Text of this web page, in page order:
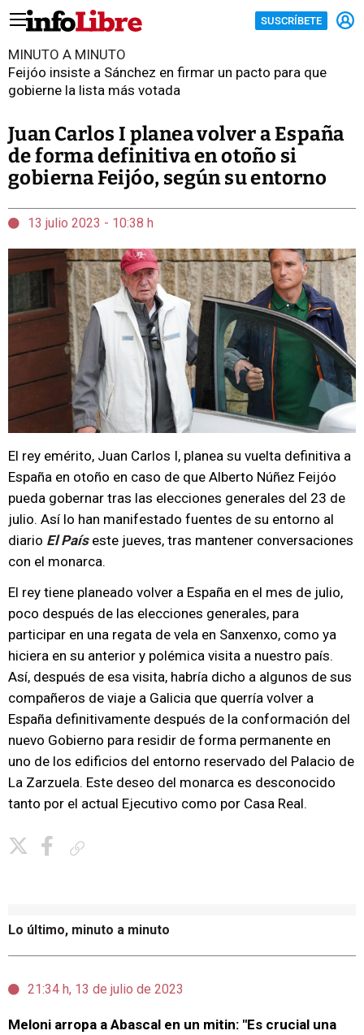
SUSCRÍBETE
MINUTO A MINUTO
Feijóo insiste a Sánchez en firmar un pacto para que
gobierne la lista más votada
Juan Carlos I planea volver a España
de forma definitiva en otoño si
gobierna Feijóo, según su entorno
13 julio 2023 - 10:38 h
El rey emérito, Juan Carlos I, planea su vuelta definitiva a
España en otoño en caso de que Alberto Núñez Feijóo
pueda gobernar tras las elecciones generales del 23 de
julio. Así lo han manifestado fuentes de su entorno al
diario El Paíseste jueves, tras mantener conversaciones
con el monarca.
El rey tiene planeado volver a España en el mes de julio,
poco después de las elecciones generales, para
participar en una regata de vela en Sanxenxo, como ya
hiciera en su anterior y polémica visita a nuestro país.
Así, después de esa visita, habría dicho a algunos de sus
compañeros de viaje a Galicia que querría volver a
España definitivamente después de la conformación del
nuevo Gobierno para residir de forma permanente en
uno de los edificios del entorno reservado del Palacio de
La Zarzuela. Este deseo del monarca es desconocido
tanto por el actual Ejecutivo como por Casa Real.
Lo último, minuto a minuto
21:34 h, 13 de julio de 2023
Meloni arropa a Abascal en un mitin: "Es crucial una